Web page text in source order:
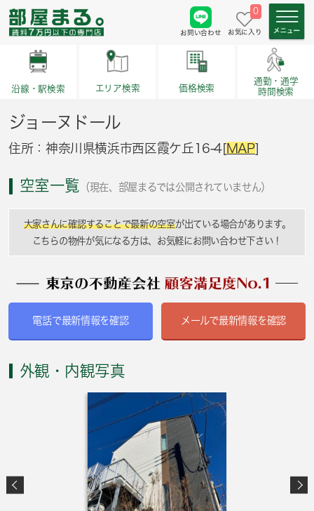
お問い合わせ
0
お気に入り
沿線・駅検索 エリア検索 価格検索
通勤・通学
時間検索
ジョーヌドール
住所：神奈川県横浜市西区霞ケ丘16-4[MAP]
空室一覧 （現在、部屋まるでは公開されていません）
大家さんに確認することで最新の空室が出ている場合があります。
こちらの物件が気になる方は、お気軽にお問い合わせ下さい！
電話で最新情報を確認 メールで最新情報を確認
外観・内観写真